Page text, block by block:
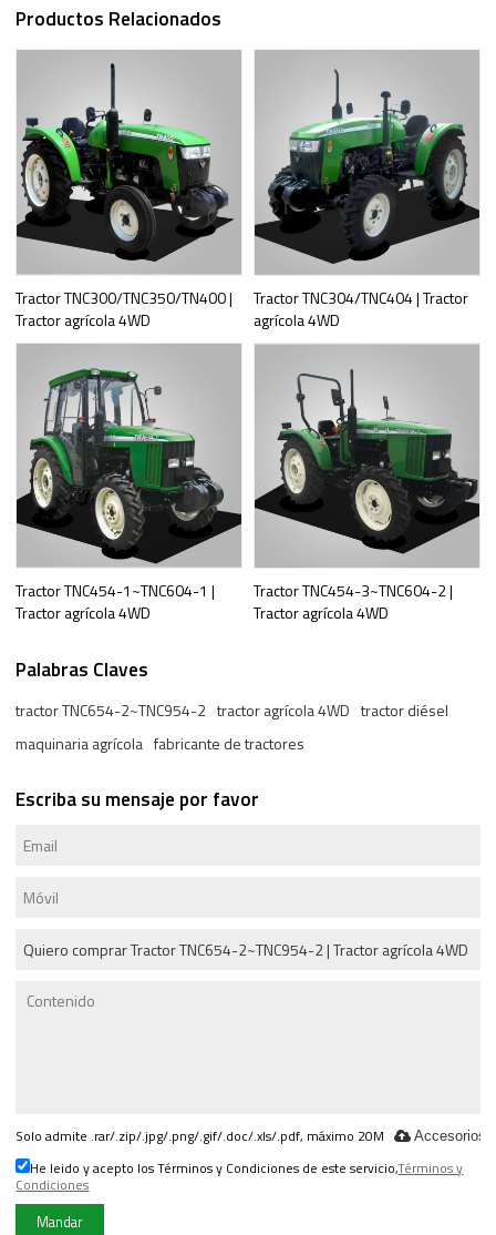
Productos Relacionados
Tractor TNC300/TNC350/TN400 |
Tractor agrícola 4WD
Tractor TNC304/TNC404 | Tractor
agrícola 4WD
Tractor TNC454-1~TNC604-1 |
Tractor agrícola 4WD
Tractor TNC454-3~TNC604-2 |
Tractor agrícola 4WD
Palabras Claves
tractor TNC654-2~TNC954-2 tractor agrícola 4WD tractor diésel
maquinaria agrícola fabricante de tractores
Escriba su mensaje por favor
Solo admite .rar/.zip/.jpg/.png/.gif/.doc/.xls/.pdf, máximo 20M Accesorios
He leido y acepto los Términos y Condiciones de este servicio,Términos y
Condiciones
Mandar